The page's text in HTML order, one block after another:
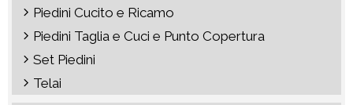
Piedini Cucito e Ricamo
Piedini Taglia e Cuci e Punto Copertura
Set Piedini
Telai